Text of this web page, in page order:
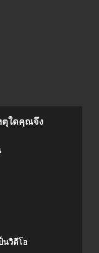
ตุใดคุณจึง
นวิดีโอ